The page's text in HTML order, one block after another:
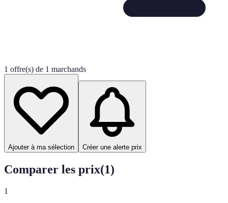
1 offre(s) de 1 marchands
Ajouter à ma sélection Créer une alerte prix
Comparer les prix(1)
1